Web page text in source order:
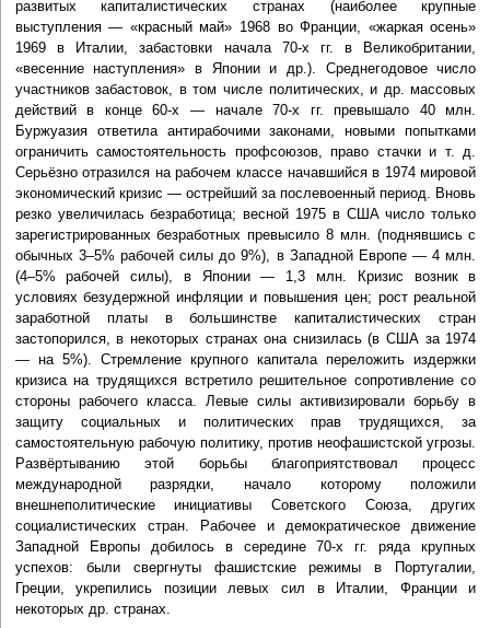
развитых капиталистических странах (наиболее крупные
выступления — «красный май» 1968 во Франции, «жаркая осень»
1969 в Италии, забастовки начала 70-х гг. в Великобритании,
«весенние наступления» в Японии и др.). Среднегодовое число
участников забастовок, в том числе политических, и др. массовых
действий в конце 60-х — начале 70-х гг. превышало 40 млн.
Буржуазия ответила антирабочими законами, новыми попытками
ограничить самостоятельность профсоюзов, право стачки и т. д.
Серьёзно отразился на рабочем классе начавшийся в 1974 мировой
экономический кризис — острейший за послевоенный период. Вновь
резко увеличилась безработица; весной 1975 в США число только
зарегистрированных безработных превысило 8 млн. (поднявшись с
обычных 3–5% рабочей силы до 9%), в Западной Европе — 4 млн.
(4–5% рабочей силы), в Японии — 1,3 млн. Кризис возник в
условиях безудержной инфляции и повышения цен; рост реальной
заработной платы в большинстве капиталистических стран
застопорился, в некоторых странах она снизилась (в США за 1974
— на 5%). Стремление крупного капитала переложить издержки
кризиса на трудящихся встретило решительное сопротивление со
стороны рабочего класса. Левые силы активизировали борьбу в
защиту социальных и политических прав трудящихся, за
самостоятельную рабочую политику, против неофашистской угрозы.
Развёртыванию этой борьбы благоприятствовал процесс
международной разрядки, начало которому положили
внешнеполитические инициативы Советского Союза, других
социалистических стран. Рабочее и демократическое движение
Западной Европы добилось в середине 70-х гг. ряда крупных
успехов: были свергнуты фашистские режимы в Португалии,
Греции, укрепились позиции левых сил в Италии, Франции и
некоторых др. странах.